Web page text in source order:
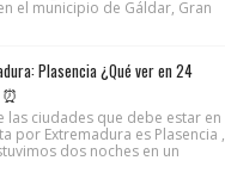
el municipio de Gáldar, Gran
Plasencia ¿Qué ver en 24
las ciudades que debe estar en
por Extremadura es Plasencia ,
dos noches en un